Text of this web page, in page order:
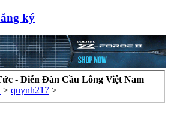
ký
- Diễn Đàn Cầu Lông Việt Nam
> quynh217 >